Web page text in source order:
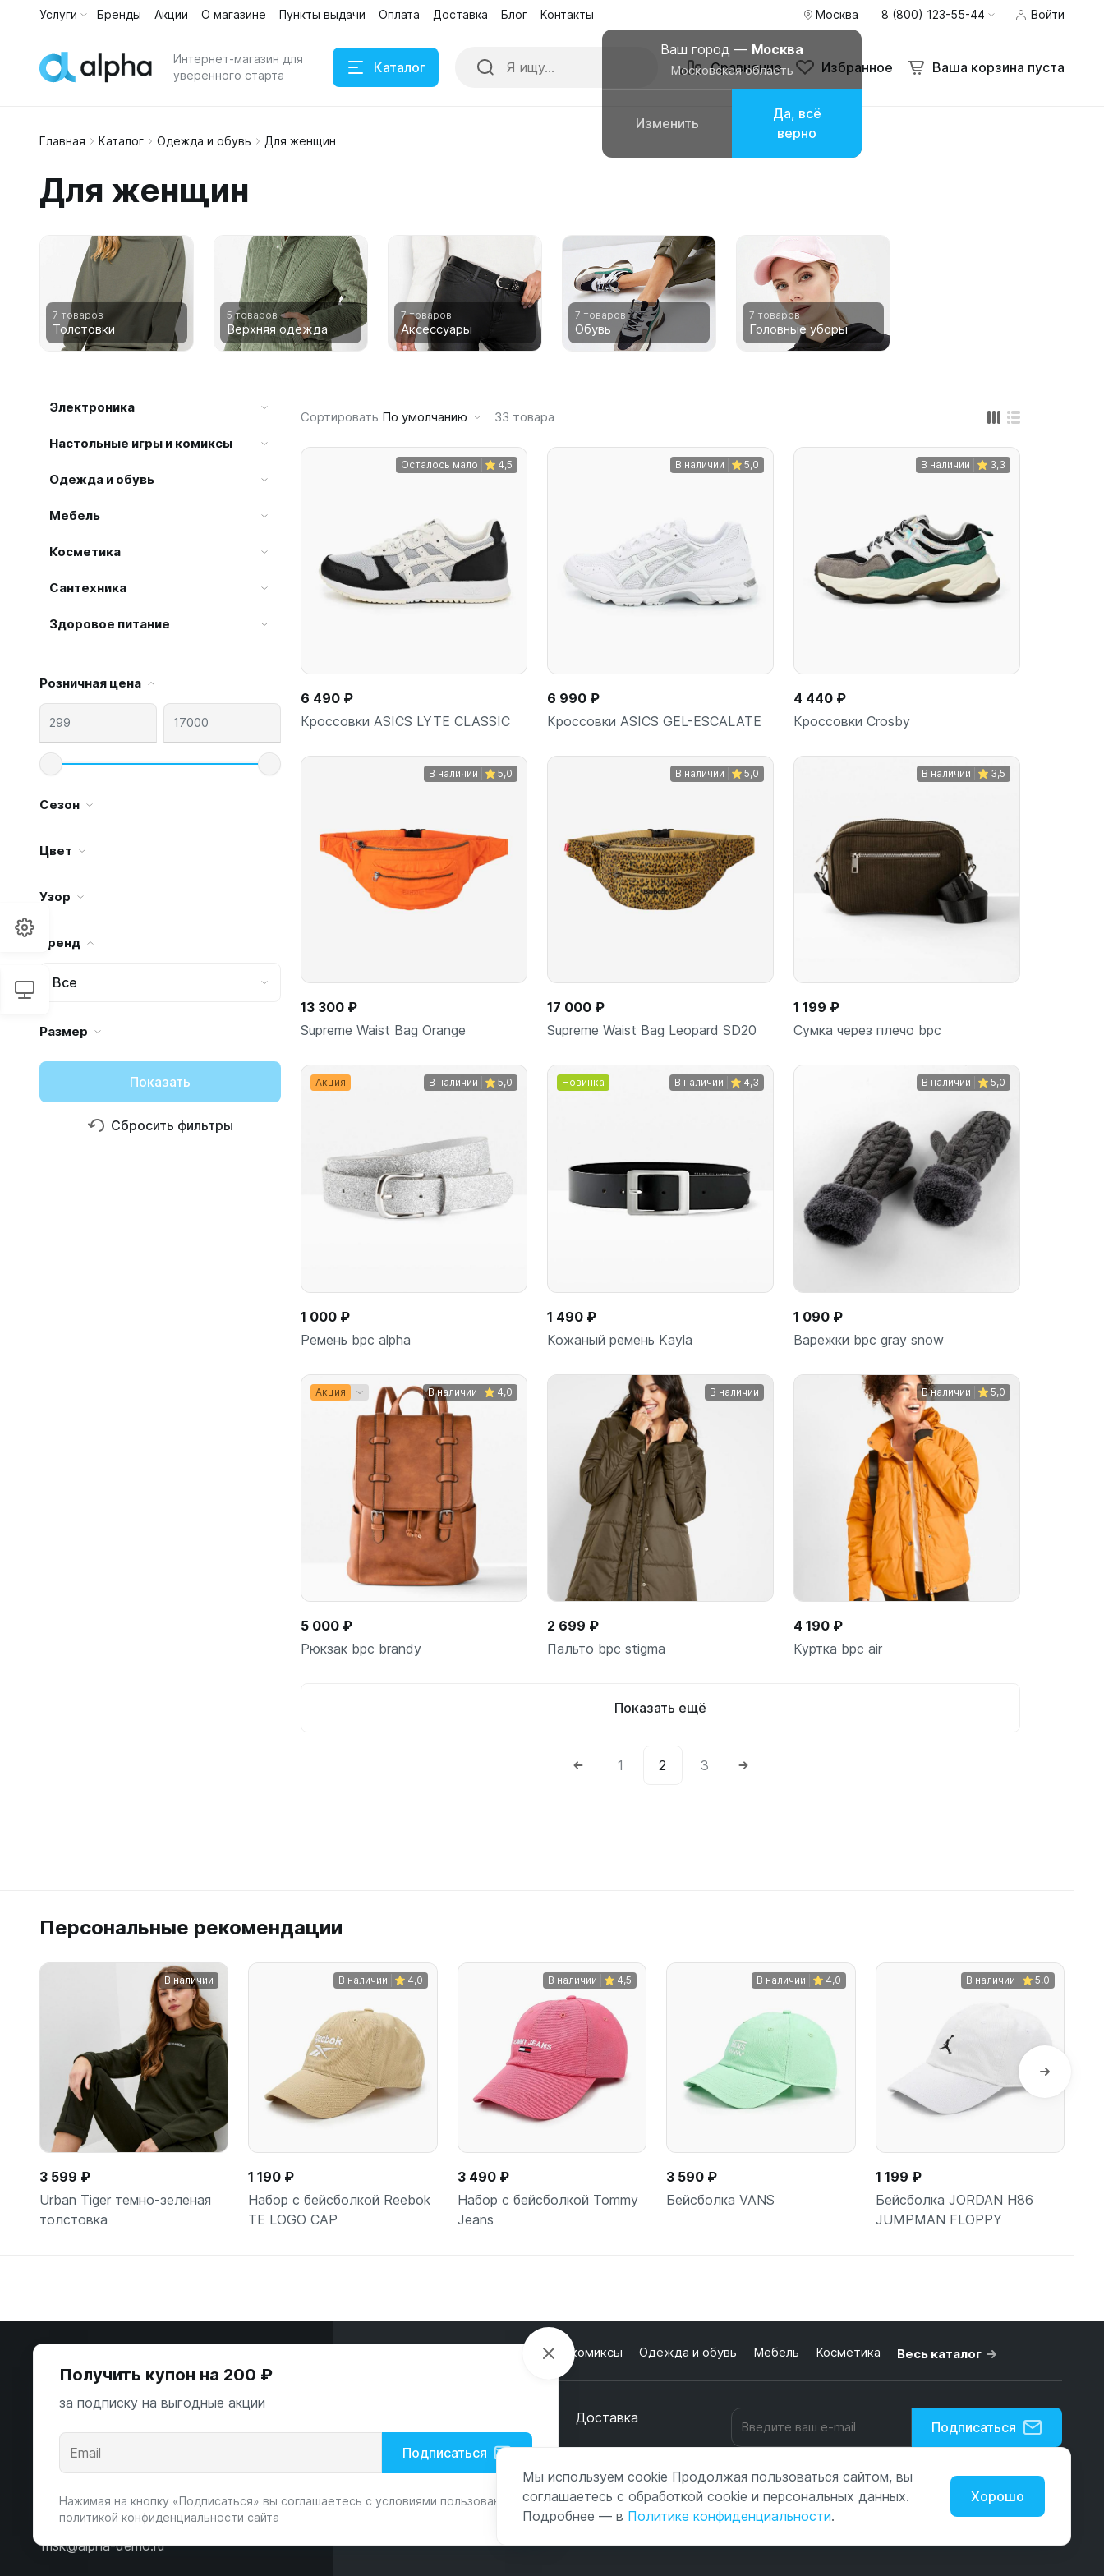
Поиск Сравнение Избранное
Услуги Бренды Акции О магазине Пункты выдачи Оплата Доставка Блог Контакты Москва
Ваш город — Москва
Московская область
Изменить
Да, всё
верно
8 (800) 123-55-44 Войти
Интернет-магазин для
уверенного старта
Каталог Сравнение Избранное Ваша корзина пуста
Наушники
Главная Каталог Одежда и обувь Для женщин
Для женщин
7 товаров
Толстовки
5 товаров
Верхняя одежда
7 товаров
Аксессуары
7 товаров
Обувь
7 товаров
Головные уборы
Электроника
Настольные игры и комиксы
Одежда и обувь
Мебель
Косметика
Сантехника
Здоровое питание
Розничная цена
Сезон
Цвет
Узор
Бренд
Все
Размер
Показать
Сбросить фильтры
Сортировать По умолчанию 33 товара
Осталось мало 4,5
шт В корзину
6 490 ₽
Кроссовки ASICS LYTE CLASSIC
В наличии 5,0
шт В корзину
6 990 ₽
Кроссовки ASICS GEL-ESCALATE
В наличии 3,3
В корзину
4 440 ₽
Кроссовки Crosby
В наличии 5,0
шт В корзину
13 300 ₽
Supreme Waist Bag Orange
В наличии 5,0
В корзину
17 000 ₽
Supreme Waist Bag Leopard SD20
В наличии 3,5
шт В корзину
1 199 ₽
Сумка через плечо bpc
Акция В наличии 5,0
шт В корзину
1 000 ₽
Ремень bpc alpha
Новинка В наличии 4,3
шт В корзину
1 490 ₽
Кожаный ремень Kayla
В наличии 5,0
шт В корзину
1 090 ₽
Варежки bpc gray snow
Акция В наличии 4,0
5 000 ₽
Рюкзак bpc brandy
В наличии
2 699 ₽
Пальто bpc stigma
В наличии 5,0
4 190 ₽
Куртка bpc air
Показать ещё
1 2 3
Персональные рекомендации
В наличии
3 599 ₽
Urban Tiger темно-зеленая
толстовка
В наличии 4,0
1 190 ₽
Набор с бейсболкой Reebok
TE LOGO CAP
В наличии 4,5
3 490 ₽
Набор с бейсболкой Tommy
Jeans
В наличии 4,0
3 590 ₽
Бейсболка VANS
В наличии 5,0
1 199 ₽
Бейсболка JORDAN H86
JUMPMAN FLOPPY
защищены
Пн-Вс 10:00-22:00
8 (800) 123-55-44
msk@alpha-demo.ru
Настольные игры и комиксы Одежда и обувь Мебель Косметика Весь каталог
Доставка
Контакты
Подписаться
Политика обработки персональных данных
Получить купон на 200 ₽
за подписку на выгодные акции
Подписаться
Нажимая на кнопку «Подписаться» вы соглашаетесь с условиями пользования и
политикой конфиденциальности сайта
Мы используем cookie Продолжая пользоваться сайтом, вы
соглашаетесь с обработкой cookie и персональных данных.
Подробнее — в Политике конфиденциальности.
Хорошо